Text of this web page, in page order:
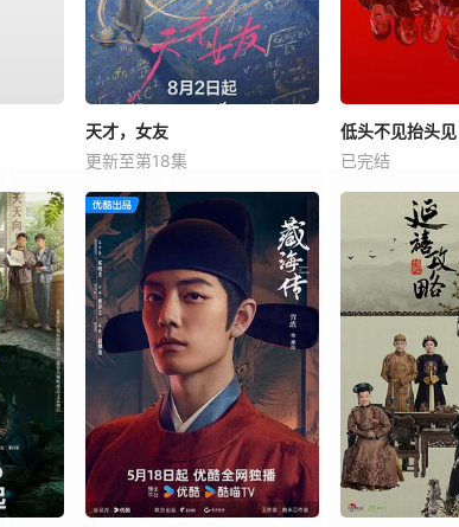
天才，女友
更新至第18集
低头不见抬头见
已完结